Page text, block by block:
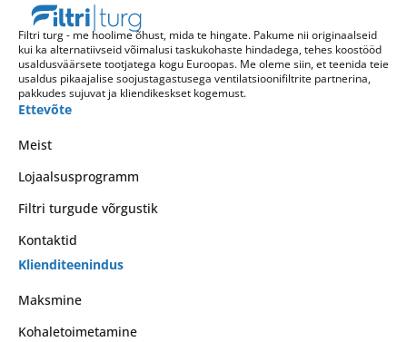
Filtri turg - me hoolime õhust, mida te hingate. Pakume nii originaalseid
kui ka alternatiivseid võimalusi taskukohaste hindadega, tehes koostööd
usaldusväärsete tootjatega kogu Euroopas. Me oleme siin, et teenida teie
usaldus pikaajalise soojustagastusega ventilatsioonifiltrite partnerina,
pakkudes sujuvat ja kliendikeskset kogemust.
Ettevõte
Meist
Lojaalsusprogramm
Filtri turgude võrgustik
Kontaktid
Klienditeenindus
Maksmine
Kohaletoimetamine